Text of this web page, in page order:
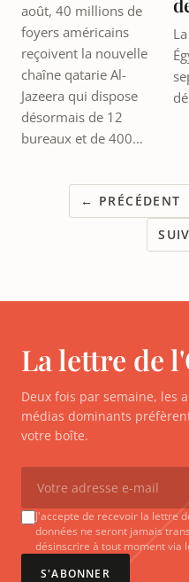
août, 40 millions de
foyers américains
reçoivent la nouvelle
chaîne qatarie Al-
Jazeera qui dispose
désormais de 12
bureaux et de 400…
← PRÉCÉDENT
La lettre de
Deux fois par semaine, les
médias dominants
votre boîte.
J'accepte de recevoir la lettre
données ne seront jamais
désinscrire à tout moment via
S'ABONNER